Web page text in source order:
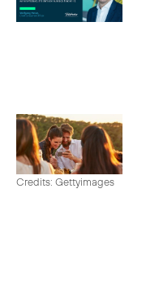
Credits: Gettyimages